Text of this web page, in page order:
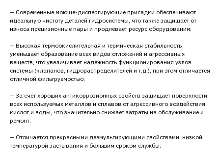
— Современные моюще-диспергирующие присадки обеспечивают
идеальную чистоту деталей гидросистемы, что также защищает от
износа прецизионные пары и продлевает ресурс оборудования;
— Высокая термоокислительная и термическая стабильность
уменьшает образование всех видов отложений и агрессивных
веществ, что увеличивает надежность функционирования узлов
системы (клапанов, гидрораспределителей и т.д.), при этом отличается
отличной фильтруемостью;
— За счёт хороших антикоррозионных свойств защищает поверхности
всех используемых металлов и сплавов от агрессивного воздействия
кислот и воды, что значительно снижает затраты на обслуживание и
ремонт;
— Отличается прекрасными деэмульгирующими свойствами, низкой
температурой застывания и большим сроком службы;